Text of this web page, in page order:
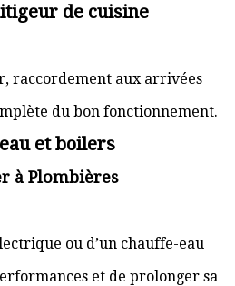
de cuisine
raccordement aux arrivées
du bon fonctionnement.
et boilers
à Plombières
ou d’un chauffe-eau
et de prolonger sa